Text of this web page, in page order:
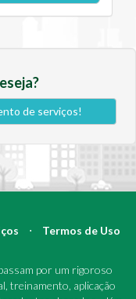
de serviços!
⋅
Termos de Uso
por um rigoroso
treinamento, aplicação